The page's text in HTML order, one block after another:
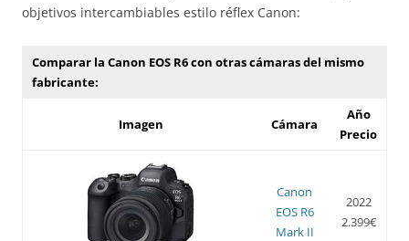
objetivos intercambiables estilo réflex Canon:
Comparar la Canon EOS R6 con otras cámaras del mismo
fabricante:
Imagen Cámara
Año
Precio
Canon
EOS R6
Mark II
2022
2.399€